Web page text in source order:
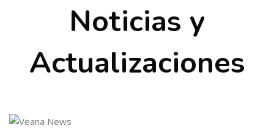
Noticias y
Actualizaciones